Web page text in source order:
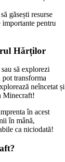
găsești resurse
importante pentru
Hărților
să explorezi
transforma
neîncetat și
Minecraft!
în acest
în mână,
ca niciodată!